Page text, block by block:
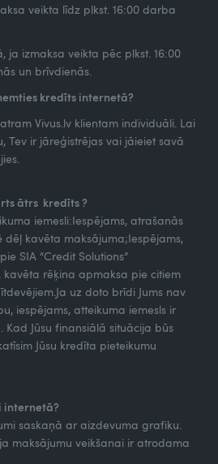
veikta līdz plkst. 16:00 darba
ja izmaksa veikta pēc plkst. 16:00
un brīvdienās.
kredīts internetā?
Vivus.lv klientam individuāli. Lai
Tev ir jāreģistrējas vai jāieiet savā
ātrs kredīts ?
iemesli:Iespējams, atrašanās
kavēta maksājuma;Iespējams,
SIA “Credit Solutions”
kavēta rēķina apmaksa pie citiem
uz doto brīdi Jums nav
iespējams, atteikuma iemesls ir
Jūsu finansiālā situācija būs
Jūsu kredīta pieteikumu
internetā?
saskaņā ar aizdevuma grafiku.
maksājumu veikšanai ir atrodama